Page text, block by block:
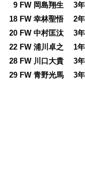
09 FW 岡島翔生 3年
18 FW 幸林聖悟 2年
20 FW 中村匡汰 3年
22 FW 浦川卓之 1年
28 FW 川口大貴 3年
29 FW 青野光馬 3年